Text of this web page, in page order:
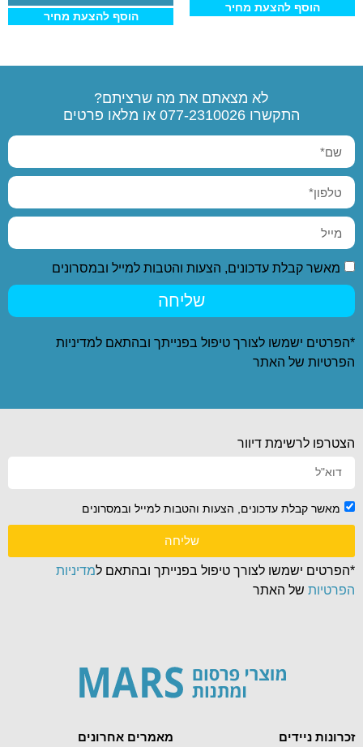
הוסף להצעת מחיר
הוסף להצעת מחיר
לא מצאתם את מה שרציתם?
התקשרו 077-2310026 או מלאו פרטים
מאשר קבלת עדכונים, הצעות והטבות למייל ובמסרונים
שליחה
*הפרטים ישמשו לצורך טיפול בפנייתך ובהתאם למדיניות
הפרטיות של האתר
מאמרים אחרונים
זכרונות ניידים
הצטרפו לרשימת דיוור
מאשר קבלת עדכונים, הצעות והטבות למייל ובמסרונים
שליחה
*הפרטים ישמשו לצורך טיפול בפנייתך ובהתאם למדיניות
הפרטיות של האתר